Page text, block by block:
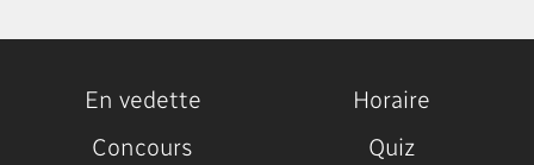
En vedette
Horaire
Concours
Quiz